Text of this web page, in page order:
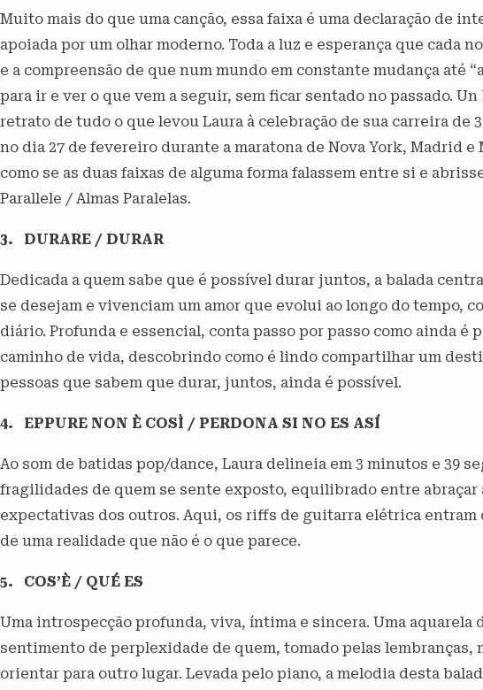
Muito mais do que uma canção, essa faixa é uma declaração de
apoiada por um olhar moderno. Toda a luz e esperança que cada
e a compreensão de que num mundo em constante mudança até
para ir e ver o que vem a seguir, sem ficar sentado no passado.
retrato de tudo o que levou Laura à celebração de sua carreira de
no dia 27 de fevereiro durante a maratona de Nova York, Madrid
como se as duas faixas de alguma forma falassem entre si e
Parallele / Almas Paralelas.
3. DURARE / DURAR
Dedicada a quem sabe que é possível durar juntos, a balada
se desejam e vivenciam um amor que evolui ao longo do tempo,
diário. Profunda e essencial, conta passo por passo como ainda
caminho de vida, descobrindo como é lindo compartilhar um
pessoas que sabem que durar, juntos, ainda é possível.
4. EPPURE NON È COSÌ / PERDONA SI NO ES ASÍ
Ao som de batidas pop/dance, Laura delineia em 3 minutos e 39
fragilidades de quem se sente exposto, equilibrado entre abraçar
expectativas dos outros. Aqui, os riffs de guitarra elétrica entram
de uma realidade que não é o que parece.
5. COS’È / QUÉ ES
Uma introspecção profunda, viva, íntima e sincera. Uma aquarela
sentimento de perplexidade de quem, tomado pelas lembranças,
orientar para outro lugar. Levada pelo piano, a melodia desta